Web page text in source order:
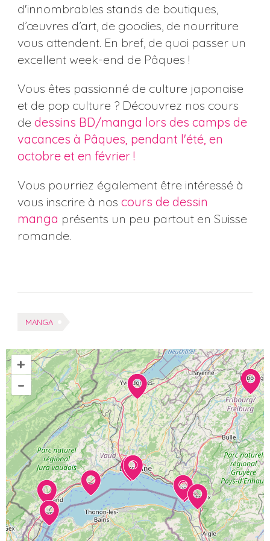
d'innombrables stands de boutiques,
d’œuvres d’art, de goodies, de nourriture
vous attendent. En bref, de quoi passer un
excellent week-end de Pâques !
Vous êtes passionné de culture japonaise
et de pop culture ? Découvrez nos cours
de dessins BD/manga lors des camps de
vacances à Pâques, pendant l'été, en
octobre et en février !
Vous pourriez également être intéressé à
vous inscrire à nos cours de dessin
manga présents un peu partout en Suisse
romande.
Tags:
MANGA
+
–